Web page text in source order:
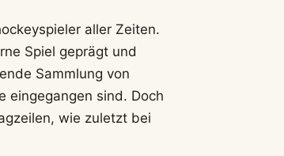
aller Zeiten.
Spiel geprägt und
Sammlung von
eingegangen sind. Doch
wie zuletzt bei